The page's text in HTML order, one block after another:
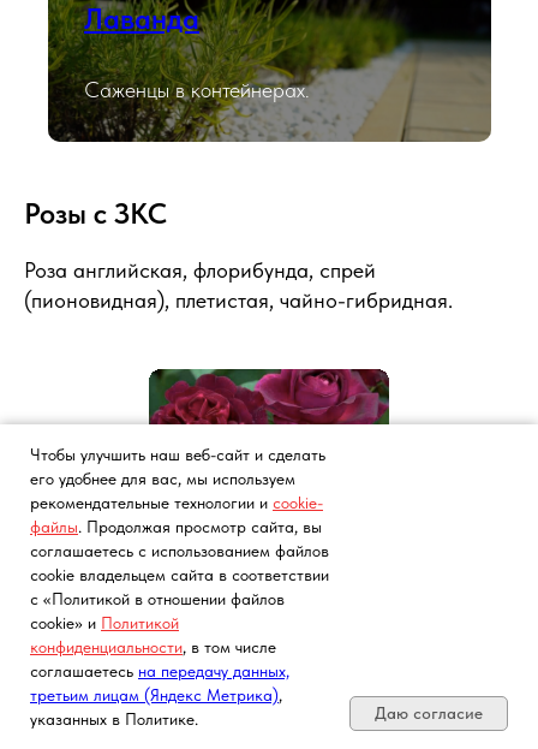
Лаванда
Саженцы в контейнерах.
Розы с ЗКС
Роза английская, флорибунда, спрей
(пионовидная), плетистая, чайно-гибридная.
Роза английская
Подробнее
Чтобы улучшить наш веб-сайт и сделать
его удобнее для вас, мы используем
рекомендательные технологии и cookie-
файлы. Продолжая просмотр сайта, вы
соглашаетесь с использованием файлов
cookie владельцем сайта в соответствии
с «Политикой в отношении файлов
cookie» и Политикой
конфиденциальности, в том числе
соглашаетесь на передачу данных,
третьим лицам (Яндекс Метрика),
указанных в Политике.
Даю согласие